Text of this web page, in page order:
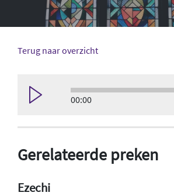
Terug naar overzicht
00:00
Gerelateerde preken
Ezechi